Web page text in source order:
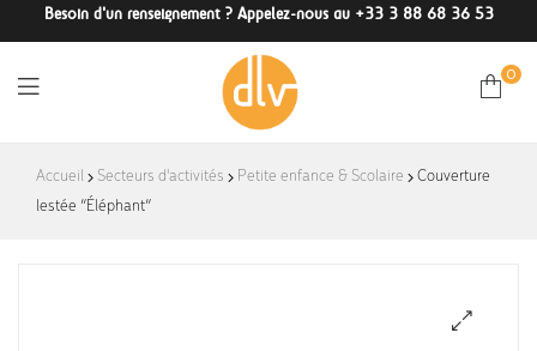
Besoin d'un renseignement ? Appelez-nous au +33 3 88 68 36 53
DLV-
0
Accueil Secteurs d'activités Petite enfance & Scolaire
Couverture
lestée “Éléphant”